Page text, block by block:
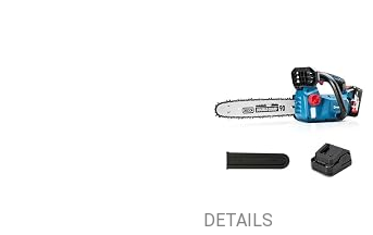
DETAILS